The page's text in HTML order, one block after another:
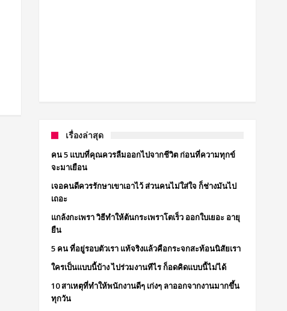
เรื่องล่าสุด
คน 5 แบบที่คุณควรลืมออกไปจากชีวิต ก่อนที่ความทุกข์
จะมาเยือน
เจอคนดีควรรักษาเขาเอาไว้ ส่วนคนไม่ใส่ใจ ก็ช่างมันไป
เถอะ
แกล้งกะเพรา วิธีทำให้ต้นกระเพราโตเร็ว ออกใบเยอะ อายุ
ยืน
5 คน ที่อยู่รอบตัวเรา แท้จริงแล้วคือกระจกสะท้อนนิสัยเรา
ใครเป็นแบบนี้บ้าง ไปร่วมงานทีไร ก็อดคิดแบบนี้ไม่ได้
10 สาเหตุที่ทำให้พนักงานดีๆ เก่งๆ ลาออกจากงานมากขึ้น
ทุกวัน